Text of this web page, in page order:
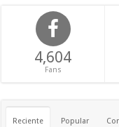
4,604
Fans
Reciente Popular